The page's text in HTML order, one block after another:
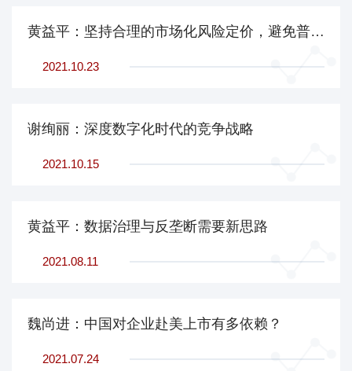
黄益平：坚持合理的市场化风险定价，避免普惠金融落入“尤努斯误区”
2021.10.23
谢绚丽：深度数字化时代的竞争战略
2021.10.15
黄益平：数据治理与反垄断需要新思路
2021.08.11
魏尚进：中国对企业赴美上市有多依赖？
2021.07.24